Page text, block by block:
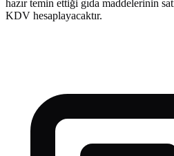
hazır temin ettiği gıda maddelerinin
KDV hesaplayacaktır.